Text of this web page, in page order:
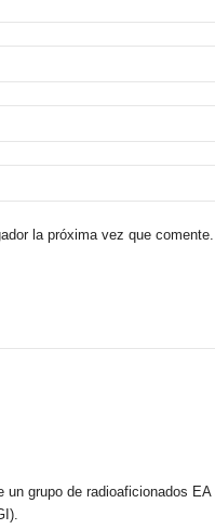
la próxima vez que comente.
grupo de radioaficionados